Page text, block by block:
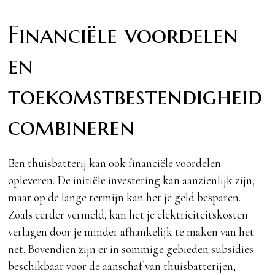
Financiële voordelen
en
toekomstbestendigheid
combineren
Een thuisbatterij kan ook financiële voordelen
opleveren. De initiële investering kan aanzienlijk zijn,
maar op de lange termijn kan het je geld besparen.
Zoals eerder vermeld, kan het je elektriciteitskosten
verlagen door je minder afhankelijk te maken van het
net. Bovendien zijn er in sommige gebieden subsidies
beschikbaar voor de aanschaf van thuisbatterijen,